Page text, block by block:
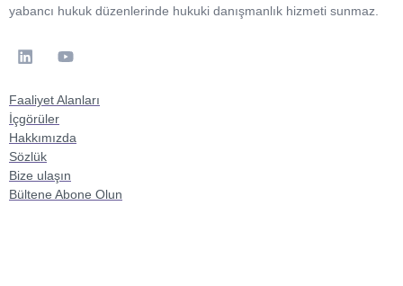
yabancı hukuk düzenlerinde hukuki danışmanlık hizmeti sunmaz.
Faaliyet Alanları
İçgörüler
Hakkımızda
Sözlük
Bize ulaşın
Bültene Abone Olun